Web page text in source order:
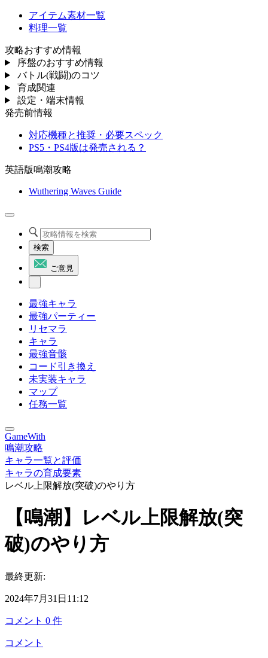
アイテム素材一覧
料理一覧
攻略おすすめ情報
序盤のおすすめ情報
バトル(戦闘)のコツ
育成関連
設定・端末情報
発売前情報
対応機種と推奨・必要スペック
PS5・PS4版は発売される？
英語版鳴潮攻略
Wuthering Waves Guide
検索
ご意見
最強キャラ
最強パーティー
リセマラ
キャラ
最強音骸
コード引き換え
未実装キャラ
マップ
任務一覧
GameWith
鳴潮攻略
キャラ一覧と評価
キャラの育成要素
レベル上限解放(突破)のやり方
【鳴潮】レベル上限解放(突
破)のやり方
最終更新:
2024年7月31日11:12
コメント 0 件
コメント